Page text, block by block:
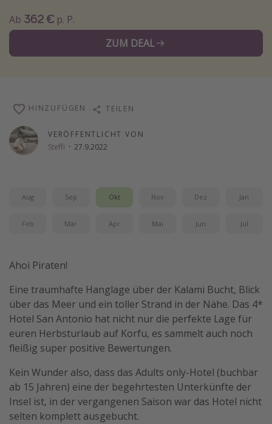
Disneyland Paris
Strandurlaub
Gruppenreisen
Hotels in Hamburg
Hotels am Achensee
Weitere Themen
Familienurlaub in der Türkei
Rundreisen in Thailand
Bahnreisen in der Schweiz
Reisepassfreie Reiseziele
Travel Know How
Last Minute Urlaub Mallorca
Last Minute Urlaub Deutschland
Ab 362 € p. P.
ZUM DEAL
VERÖFFENTLICHT VON
Steffi · 27.9.2022
HINZUFÜGEN TEILEN
Aug Sep Okt Nov Dez Jan
Feb Mär Apr Mai Jun Jul
Ahoi Piraten!
Eine traumhafte Hanglage über der Kalami Bucht, Blick
über das Meer und ein toller Strand in der Nähe. Das 4*
Hotel San Antonio hat nicht nur die perfekte Lage für
euren Herbsturlaub auf Korfu, es sammelt auch noch
fleißig super positive Bewertungen.
Kein Wunder also, dass das Adults only-Hotel (buchbar
ab 15 Jahren) eine der begehrtesten Unterkünfte der
Insel ist, in der vergangenen Saison war das Hotel nicht
selten komplett ausgebucht.